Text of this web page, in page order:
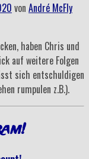
von André McFly
haben Chris und
auf weitere Folgen
sich entschuldigen
rumpulen z.B.).